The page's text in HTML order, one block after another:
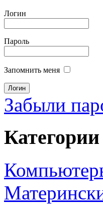
Логин
Пароль
Запомнить меня
Забыли
Категории